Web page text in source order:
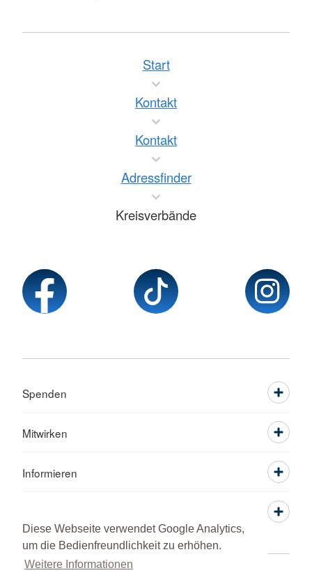
Diese Webseite verwendet Google Analytics,
um die Bedienfreundlichkeit zu erhöhen.
Weitere Informationen
Start
Kontakt
Kontakt
Adressfinder
Kreisverbände
Spenden
Mitwirken
Informieren